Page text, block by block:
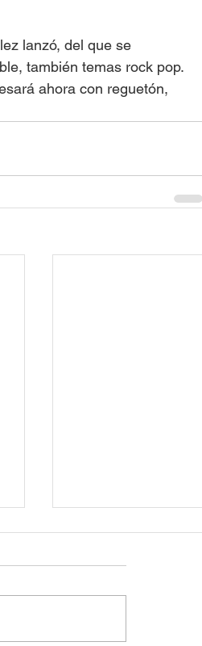
lanzó, del que se
también temas rock pop.
ahora con reguetón,